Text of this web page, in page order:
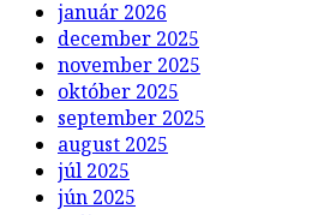
január 2026
december 2025
november 2025
október 2025
september 2025
august 2025
júl 2025
jún 2025